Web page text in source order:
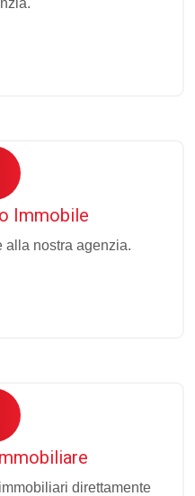
Immobile
alla nostra agenzia.
direttamente